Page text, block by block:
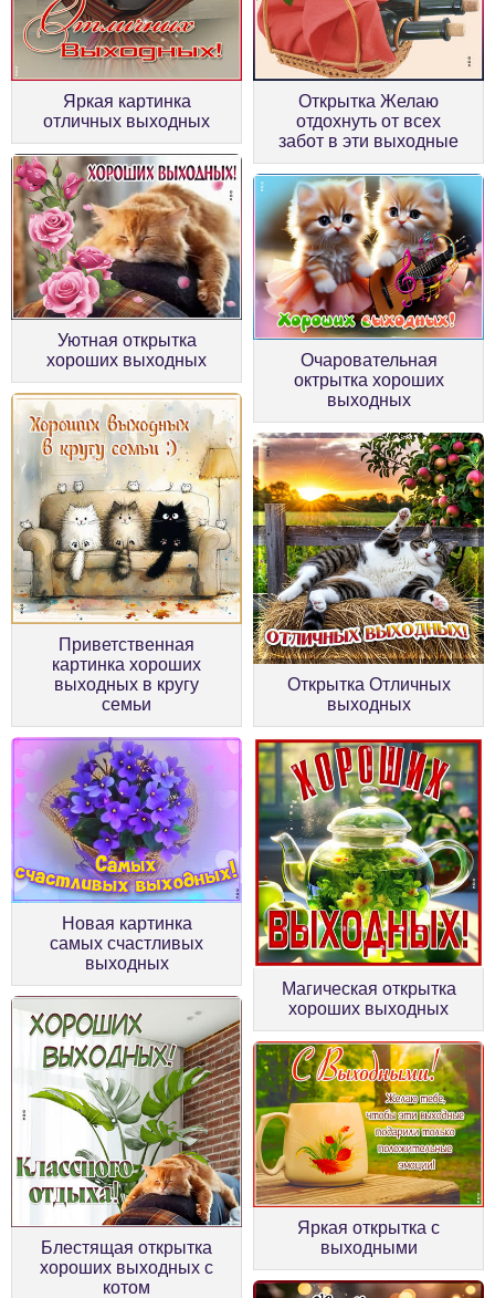
Яркая картинка
отличных выходных
Открытка Желаю
отдохнуть от всех
забот в эти выходные
Уютная открытка
хороших выходных
Очаровательная
октрытка хороших
выходных
Приветственная
картинка хороших
выходных в кругу
семьи
Открытка Отличных
выходных
Новая картинка
самых счастливых
выходных
Магическая открытка
хороших выходных
Блестящая открытка
хороших выходных с
котом
Яркая открытка с
выходными